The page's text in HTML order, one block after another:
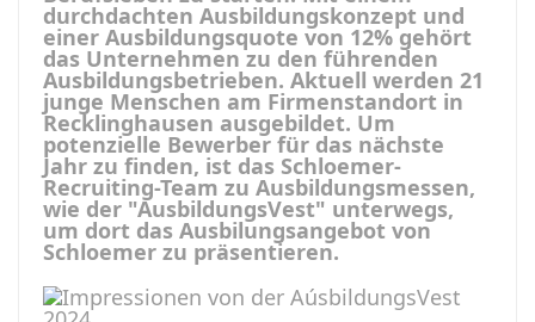
durchdachten Ausbildungskonzept und
einer Ausbildungsquote von 12% gehört
das Unternehmen zu den führenden
Ausbildungsbetrieben. Aktuell werden 21
junge Menschen am Firmenstandort in
Recklinghausen ausgebildet. Um
potenzielle Bewerber für das nächste
Jahr zu finden, ist das Schloemer-
Recruiting-Team zu Ausbildungsmessen,
wie der "AusbildungsVest" unterwegs,
um dort das Ausbilungsangebot von
Schloemer zu präsentieren.